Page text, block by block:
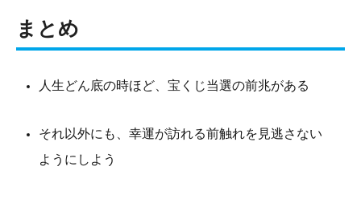
まとめ
人生どん底の時ほど、宝くじ当選の前兆がある
それ以外にも、幸運が訪れる前触れを見逃さない
ようにしよう